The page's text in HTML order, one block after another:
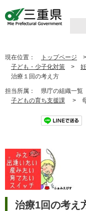
現在位置： トップページ >
子ども・少子化対策 >
治療１回の考え方
担当所属： 県庁の組織一
子どもの育ち支援課 >
治療1回の考え